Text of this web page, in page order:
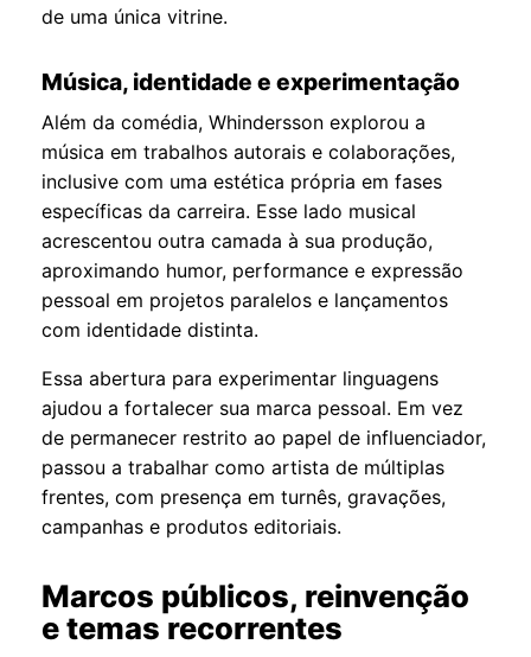
de uma única vitrine.
Música, identidade e experimentação
Além da comédia, Whindersson explorou a
música em trabalhos autorais e colaborações,
inclusive com uma estética própria em fases
específicas da carreira. Esse lado musical
acrescentou outra camada à sua produção,
aproximando humor, performance e expressão
pessoal em projetos paralelos e lançamentos
com identidade distinta.
Essa abertura para experimentar linguagens
ajudou a fortalecer sua marca pessoal. Em vez
de permanecer restrito ao papel de influenciador,
passou a trabalhar como artista de múltiplas
frentes, com presença em turnês, gravações,
campanhas e produtos editoriais.
Marcos públicos, reinvenção
e temas recorrentes